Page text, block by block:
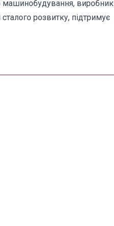
машинобудування,
розвитку, підтримує